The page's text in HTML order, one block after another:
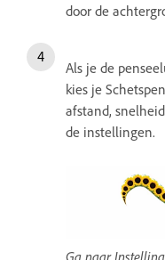
door de
Als je de
kies je
afstand,
de instellingen.
Ga naar